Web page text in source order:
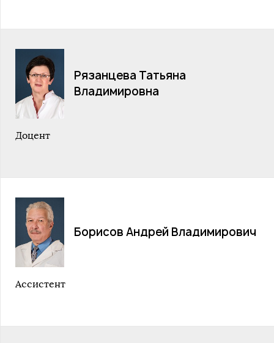
Рязанцева Татьяна
Владимировна
Доцент
Борисов Андрей Владимирович
Ассистент